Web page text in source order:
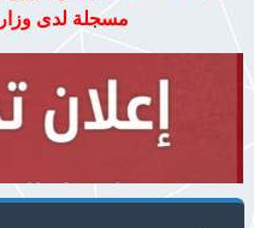
مسجلة لدى